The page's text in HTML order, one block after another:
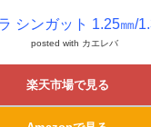
シンガット 1.25㎜/
posted with カエレバ
楽天市場で見る